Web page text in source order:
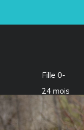
Fille 0-
24 mois